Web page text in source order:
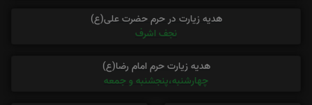
هدیه زیارت در حرم حضرت علی(ع)
نجف اشرف
هدیه زیارت حرم امام رضا(ع)
چهارشنبه،پنجشنبه و جمعه